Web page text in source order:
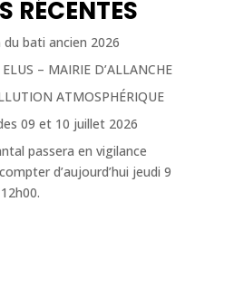
RÉCENTES
bati ancien 2026
– MAIRIE D’ALLANCHE
ATMOSPHÉRIQUE
09 et 10 juillet 2026
passera en vigilance
d’aujourd’hui jeudi 9